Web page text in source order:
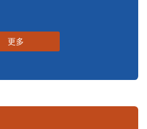
更多